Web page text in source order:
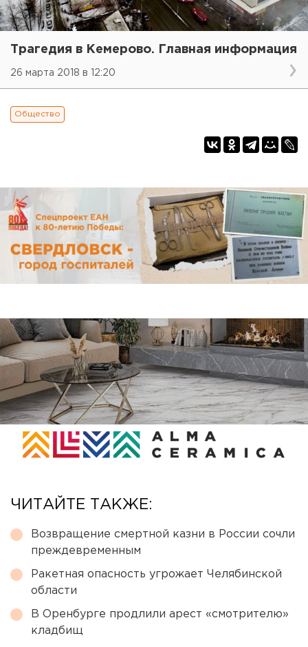
Трагедия в Кемерово. Главная информация
26 марта 2018 в 12:20
Общество
ЧИТАЙТЕ ТАКЖЕ:
Возвращение смертной казни в России сочли
преждевременным
Ракетная опасность угрожает Челябинской
области
В Оренбурге продлили арест «смотрителю»
кладбищ